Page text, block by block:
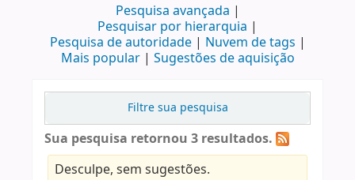
Pesquisa avançada
Pesquisar por hierarquia
Pesquisa de autoridade
Nuvem de tags
Mais popular
Sugestões de aquisição
Filtre sua pesquisa
Sua pesquisa retornou 3 resultados.
Desculpe, sem sugestões.